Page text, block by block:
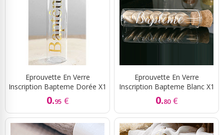
Eprouvette En Verre
Inscription Bapteme Dorée X1
0.95 €
Eprouvette En Verre
Inscription Bapteme Blanc X1
0.80 €